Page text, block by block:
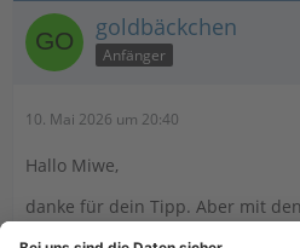
goldbäckchen
Anfänger
10. Mai 2026 um 20:40
Hallo Miwe,
danke für dein Tipp. Aber mit